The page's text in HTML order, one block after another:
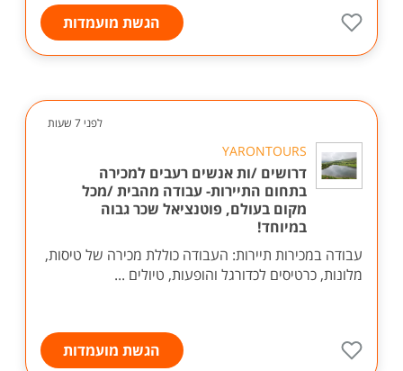
הגשת מועמדות
לפני 7 שעות
YARONTOURS
דרושים /ות אנשים רעבים למכירה
בתחום התיירות- עבודה מהבית /מכל
מקום בעולם, פוטנציאל שכר גבוה
במיוחד!
עבודה במכירות תיירות: העבודה כוללת מכירה של טיסות,
מלונות, כרטיסים לכדורגל והופעות, טיולים ...
הגשת מועמדות